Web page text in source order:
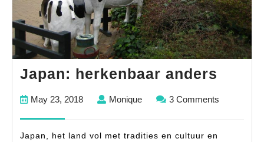
Japan: herkenbaar anders
May 23, 2018May
MoniqueMonique3 Comments
Japan, het land vol met tradities en cultuur en